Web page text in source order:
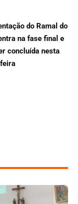
do Ramal do
na fase final e
concluída nesta